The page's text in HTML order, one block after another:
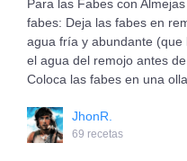
Para las Fabes con
fabes: Deja las fabes en
agua fría y abundante (que
el agua del remojo antes
Coloca las fabes en una
JhonR.
69 recetas